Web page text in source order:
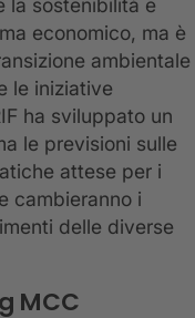
la sostenibilità e
economico, ma è
ambientale
le iniziative
ha sviluppato un
le previsioni sulle
attese per i
cambieranno i
delle diverse
MCC